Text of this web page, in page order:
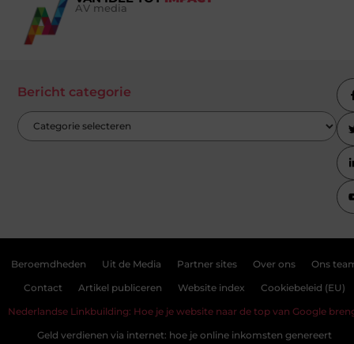
AV media
Bericht categorie
Beroemdheden Uit de Media Partner sites Over ons Ons
Contact Artikel publiceren Website index Cookiebeleid (EU)
Nederlandse Linkbuilding: Hoe je je website naar de top van Google
Geld verdienen via internet: hoe je online inkomsten genereert